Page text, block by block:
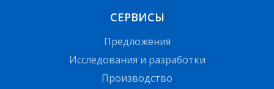
СЕРВИСЫ
Предложения
Исследования и разработки
Производство